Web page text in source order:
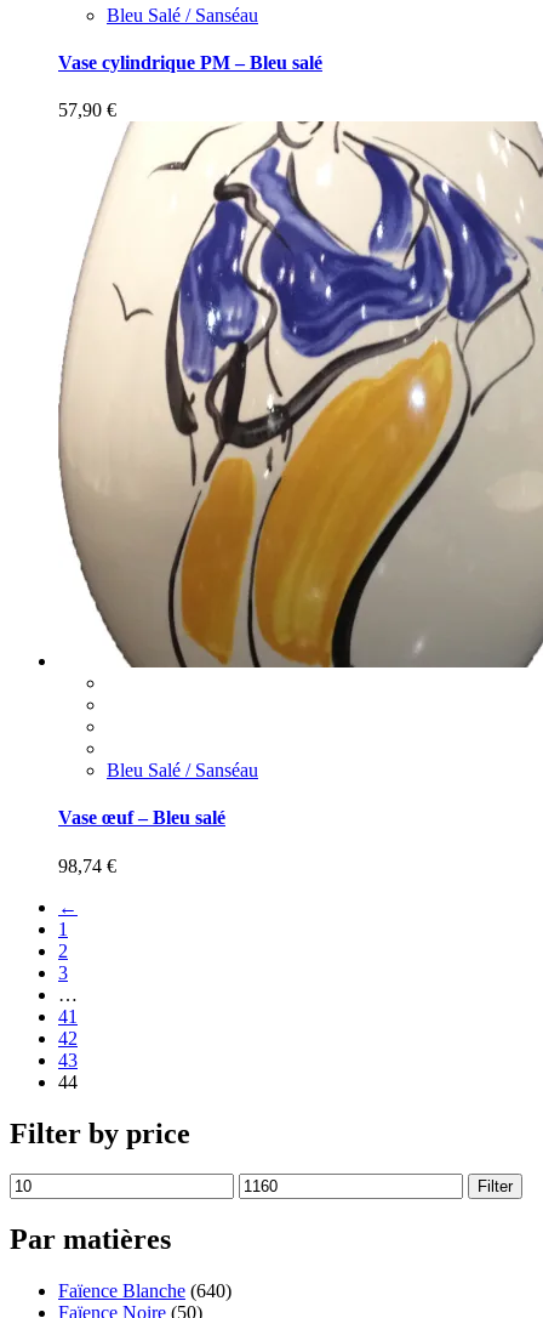
Bleu Salé / Sanséau
Vase cylindrique PM – Bleu salé
57,90 €
Bleu Salé / Sanséau
Vase œuf – Bleu salé
98,74 €
←
1
2
3
…
41
42
43
44
Filter by price
Filter
Par matières
Faïence Blanche (640)
Faïence Noire (50)